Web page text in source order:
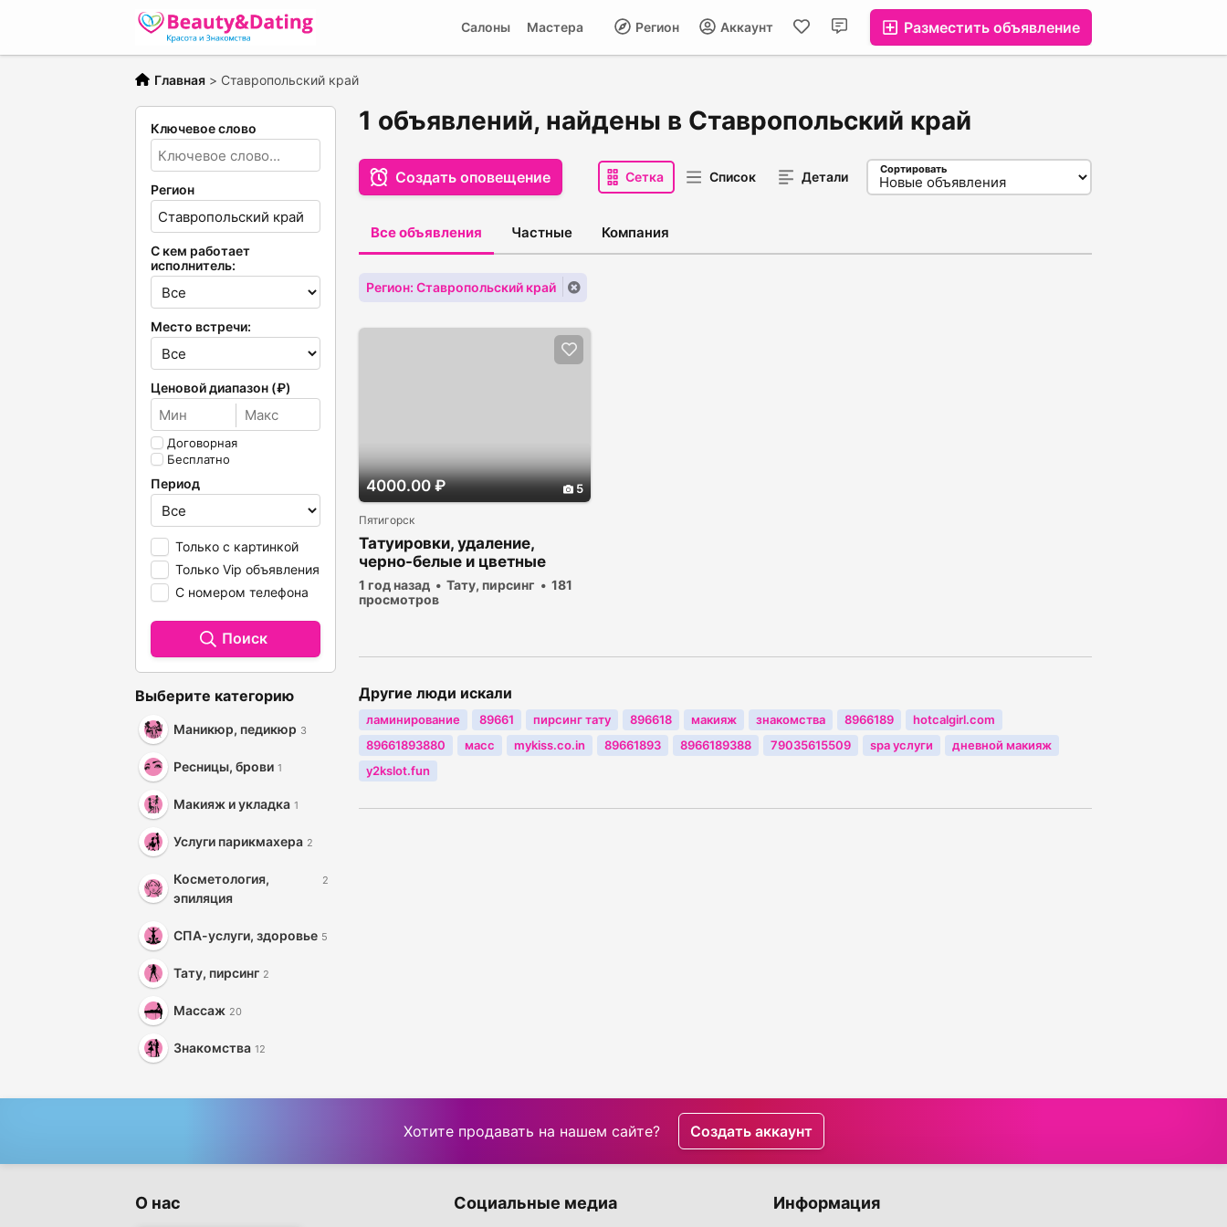
Разместить объявление
Аккаунт
Регион
Мастера
Салоны
Главная > Ставропольский край
Ключевое слово
Регион
С кем работает
исполнитель:
Место встречи:
Ценовой диапазон (₽)
Договорная
Бесплатно
Период
Только с картинкой
Только Vip объявления
С номером телефона
Поиск
Выберите категорию
Маникюр, педикюр 3
Ресницы, брови 1
Макияж и укладка 1
Услуги парикмахера 2
Косметология,
эпиляция
2
СПА-услуги, здоровье 5
Тату, пирсинг 2
Массаж 20
Знакомства 12
1 объявлений, найдены в Ставропольский край
Создать оповещение Сетка Список Детали Сортировать
Все объявления Частные Компания
Регион: Ставропольский край
4000.00 ₽ 5
Пятигорск
Татуировки, удаление,
черно-белые и цветные
1 год назад Тату, пирсинг
181
просмотров
Другие люди искали
ламинирование 89661 пирсинг тату 896618 макияж знакомства 8966189
hotcalgirl.com
89661893880
масс mykiss.co.in 89661893 8966189388 79035615509 spa услуги
дневной макияж
y2kslot.fun
Хотите продавать на нашем сайте? Создать аккаунт
О нас Социальные медиа Информация